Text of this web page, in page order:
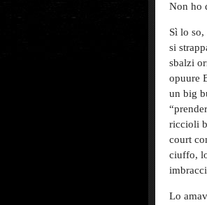
Non ho
Sì lo
si
sbalzi
opuure
un big
riccioli
court
ciuffo,
Lo